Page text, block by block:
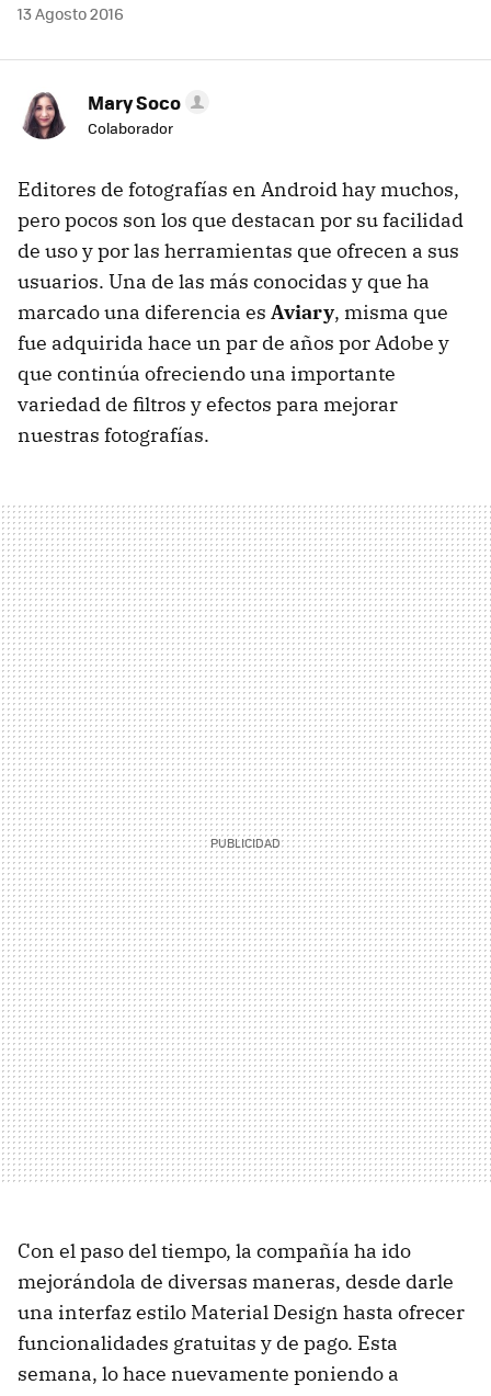
13 Agosto 2016
Mary Soco
Colaborador
Editores de fotografías en Android hay muchos,
pero pocos son los que destacan por su facilidad
de uso y por las herramientas que ofrecen a sus
usuarios. Una de las más conocidas y que ha
marcado una diferencia es Aviary, misma que
fue adquirida hace un par de años por Adobe y
que continúa ofreciendo una importante
variedad de filtros y efectos para mejorar
nuestras fotografías.
Con el paso del tiempo, la compañía ha ido
mejorándola de diversas maneras, desde darle
una interfaz estilo Material Design hasta ofrecer
funcionalidades gratuitas y de pago. Esta
semana, lo hace nuevamente poniendo a